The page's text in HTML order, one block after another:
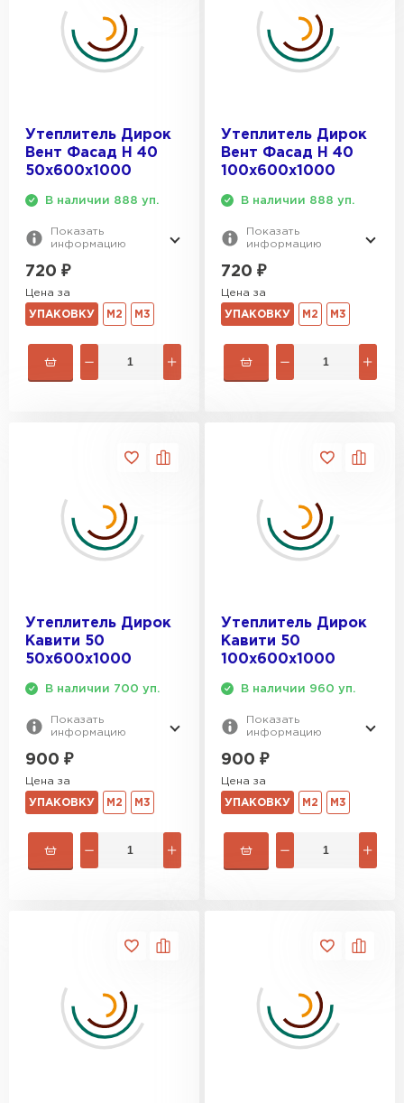
Утеплитель Дирок
Вент Фасад Н 40
50х600х1000
В наличии 888 уп.
Показать
информацию
720 ₽
Цена за
УПАКОВКУ М2 М3
Утеплитель Дирок
Вент Фасад Н 40
100х600х1000
В наличии 888 уп.
Показать
информацию
720 ₽
Цена за
УПАКОВКУ М2 М3
Утеплитель Дирок
Кавити 50
50х600х1000
В наличии 700 уп.
Показать
информацию
900 ₽
Цена за
УПАКОВКУ М2 М3
Утеплитель Дирок
Кавити 50
100х600х1000
В наличии 960 уп.
Показать
информацию
900 ₽
Цена за
УПАКОВКУ М2 М3